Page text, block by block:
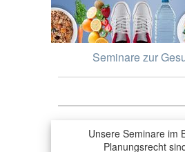
Seminare zur
Unsere Seminare im
Planungsrecht